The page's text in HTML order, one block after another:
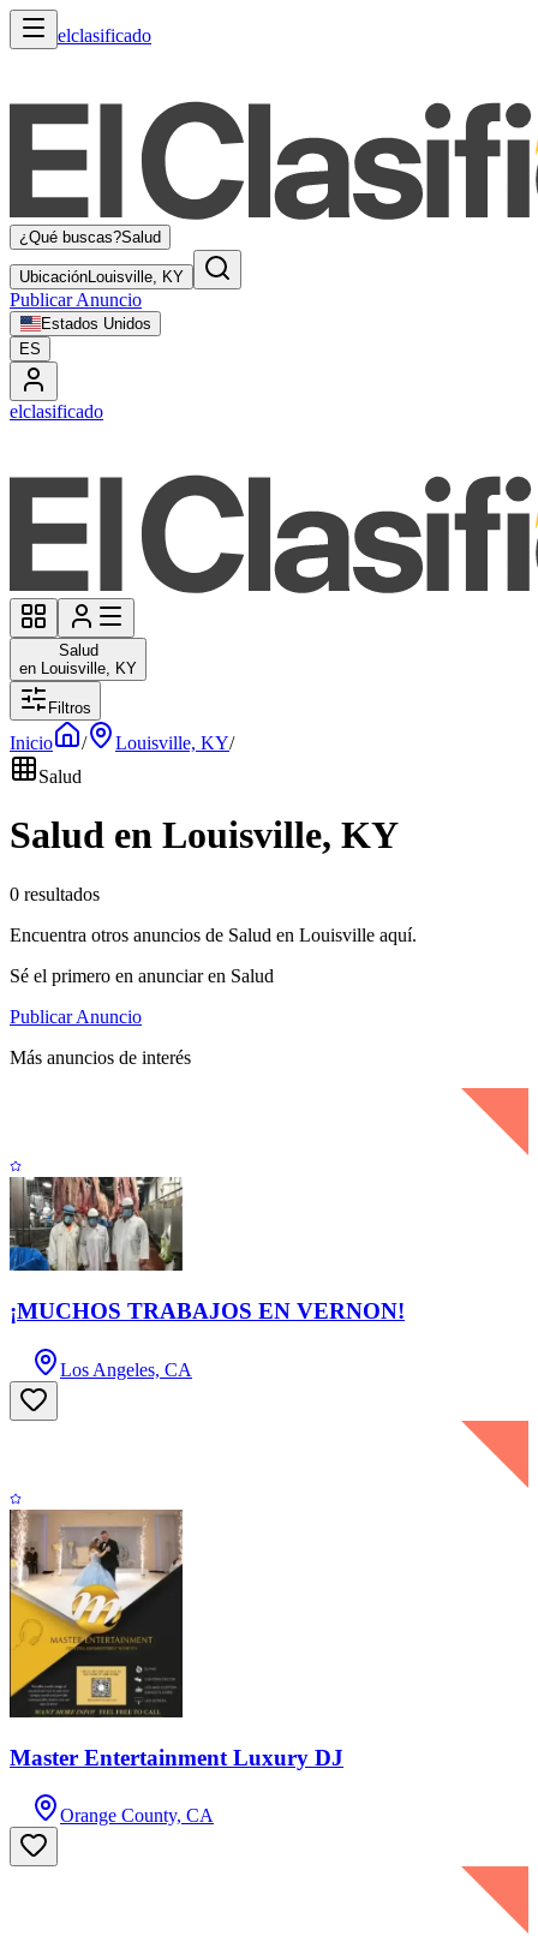
elclasificado
¿Qué buscas?Salud
UbicaciónLouisville, KY
Publicar Anuncio
Estados Unidos
ES
elclasificado
Salud
en Louisville, KY
Filtros
Inicio / Louisville, KY/
Salud
Salud en Louisville, KY
0 resultados
Encuentra otros anuncios de Salud en Louisville aquí.
Sé el primero en anunciar en Salud
Publicar Anuncio
Más anuncios de interés
¡MUCHOS TRABAJOS EN VERNON!
Los Angeles, CA
Master Entertainment Luxury DJ
Orange County, CA